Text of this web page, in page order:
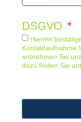
DSGVO
Hiermit
Kontaktaufnahme
entnehmen Sie
dazu finden Sie